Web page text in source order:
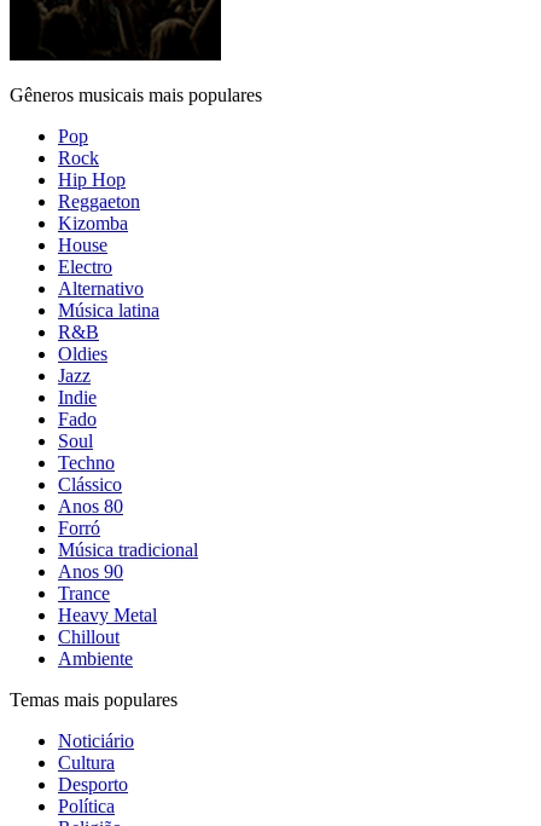
Gêneros musicais mais populares
Pop
Rock
Hip Hop
Reggaeton
Kizomba
House
Electro
Alternativo
Música latina
R&B
Oldies
Jazz
Indie
Fado
Soul
Techno
Clássico
Anos 80
Forró
Música tradicional
Anos 90
Trance
Heavy Metal
Chillout
Ambiente
Temas mais populares
Noticiário
Cultura
Desporto
Política